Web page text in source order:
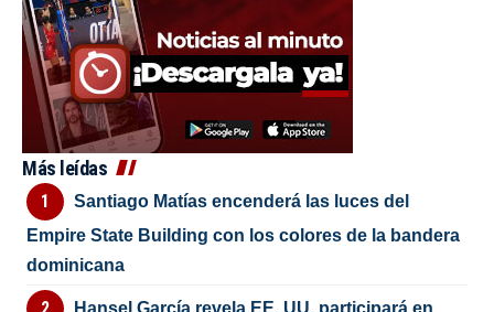
Más leídas
Santiago Matías encenderá las luces del
Empire State Building con los colores de la bandera
dominicana